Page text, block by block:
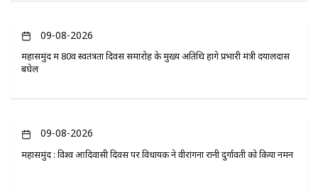
09-08-2026
महासमुंद में 80वें स्वतंत्रता दिवस समारोह के मुख्य अतिथि होंगे प्रभारी मंत्री दयालदास
बघेल
09-08-2026
महासमुंद : विश्व आदिवासी दिवस पर विधायक ने वीरांगना रानी दुर्गावती को किया नमन